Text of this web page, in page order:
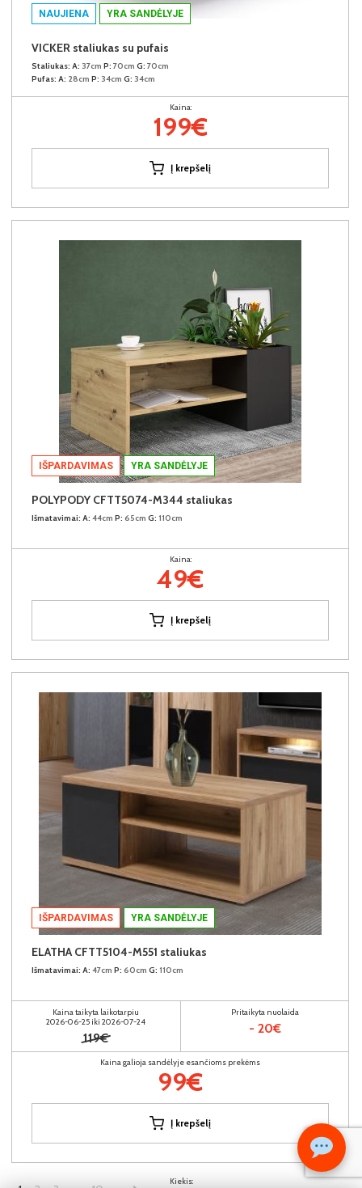
Kiekis:
NAUJIENA YRA SANDĖLYJE
VICKER staliukas su pufais
Staliukas: A: 37cm P: 70cm G: 70cm
Pufas: A: 28cm P: 34cm G: 34cm
Kaina:
199€
Į krepšelį
IŠPARDAVIMAS YRA SANDĖLYJE
POLYPODY CFTT5074-M344 staliukas
Išmatavimai: A: 44cm P: 65cm G: 110cm
Kaina:
49€
Į krepšelį
IŠPARDAVIMAS YRA SANDĖLYJE
ELATHA CFTT5104-M551 staliukas
Išmatavimai: A: 47cm P: 60cm G: 110cm
Kaina taikyta laikotarpiu
2026-06-25 iki 2026-07-24
119€
Pritaikyta nuolaida
- 20€
Kaina galioja sandėlyje esančioms prekėms
99€
Į krepšelį